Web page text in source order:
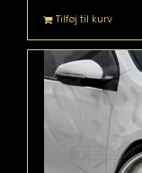
Tilføj til kurv